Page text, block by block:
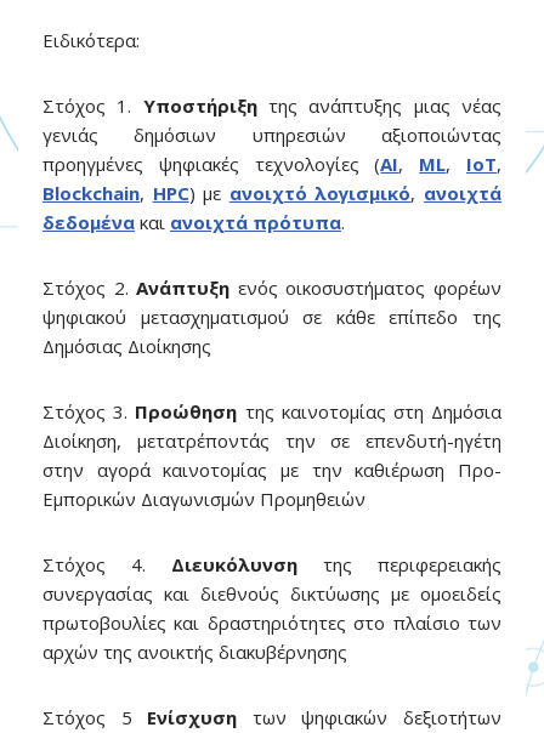
Ειδικότερα:
Στόχος 1. Υποστήριξητης ανάπτυξης μιας νέας
γενιάς δημόσιων υπηρεσιών αξιοποιώντας
προηγμένες ψηφιακές τεχνολογίες (AI, ML, IoT,
Blockchain, HPC) με ανοιχτό λογισμικό, ανοιχτά
δεδομένα και ανοιχτά πρότυπα.
Στόχος 2.Ανάπτυξη ενός οικοσυστήματος φορέων
ψηφιακού μετασχηματισμού σε κάθε επίπεδο της
Δημόσιας Διοίκησης
Στόχος 3. Προώθηση της καινοτομίας στη Δημόσια
Διοίκηση, μετατρέποντάς την σε επενδυτή-ηγέτη
στην αγορά καινοτομίας με την καθιέρωση Προ-
Εμπορικών Διαγωνισμών Προμηθειών
Στόχος 4. Διευκόλυνση της περιφερειακής
συνεργασίας και διεθνούς δικτύωσης με ομοειδείς
πρωτοβουλίες και δραστηριότητες στο πλαίσιο των
αρχών της ανοικτής διακυβέρνησης
Στόχος 5 Ενίσχυση των ψηφιακών δεξιοτήτων